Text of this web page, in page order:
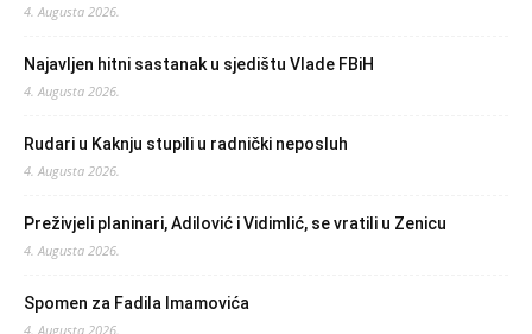
4. Augusta 2026.
Najavljen hitni sastanak u sjedištu Vlade FBiH
4. Augusta 2026.
Rudari u Kaknju stupili u radnički neposluh
4. Augusta 2026.
Preživjeli planinari, Adilović i Vidimlić, se vratili u Zenicu
4. Augusta 2026.
Spomen za Fadila Imamovića
4. Augusta 2026.